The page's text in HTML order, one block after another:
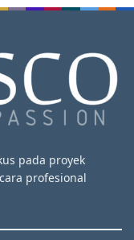
pada proyek
profesional